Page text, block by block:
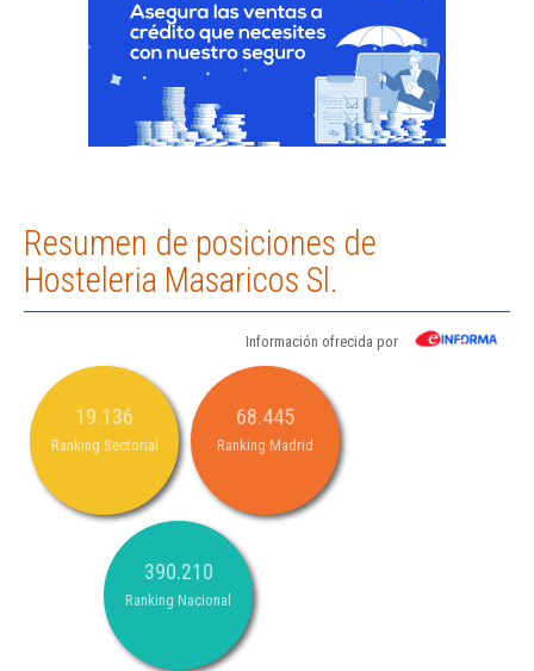
Resumen de posiciones de
Hosteleria Masaricos Sl.
Información ofrecida por
19.136
Ranking Sectorial
68.445
Ranking Madrid
390.210
Ranking Nacional